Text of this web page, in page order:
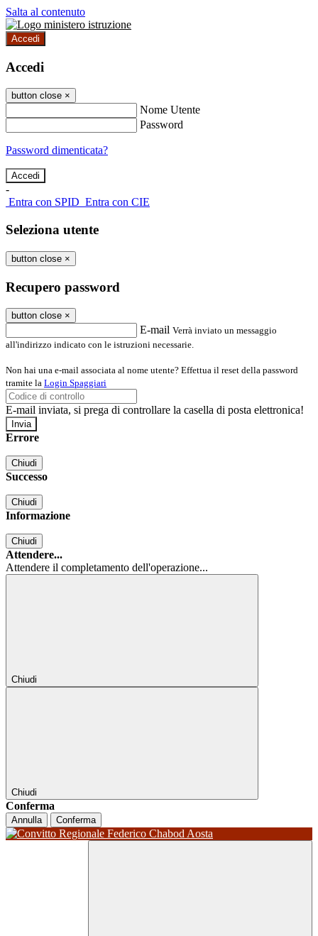
Salta al contenuto
Accedi
Accedi
button close ×
Nome Utente
Password
Password dimenticata?
-
Entra con SPID Entra con CIE
Seleziona utente
button close ×
Recupero password
button close ×
E-mail Verrà inviato un messaggio
all'indirizzo indicato con le istruzioni necessarie.
Non hai una e-mail associata al nome utente? Effettua il reset della password
tramite la Login Spaggiari
E-mail inviata, si prega di controllare la casella di posta elettronica!
Errore
Chiudi
Successo
Chiudi
Informazione
Chiudi
Attendere...
Attendere il completamento dell'operazione...
Chiudi
Chiudi
Conferma
Annulla Conferma